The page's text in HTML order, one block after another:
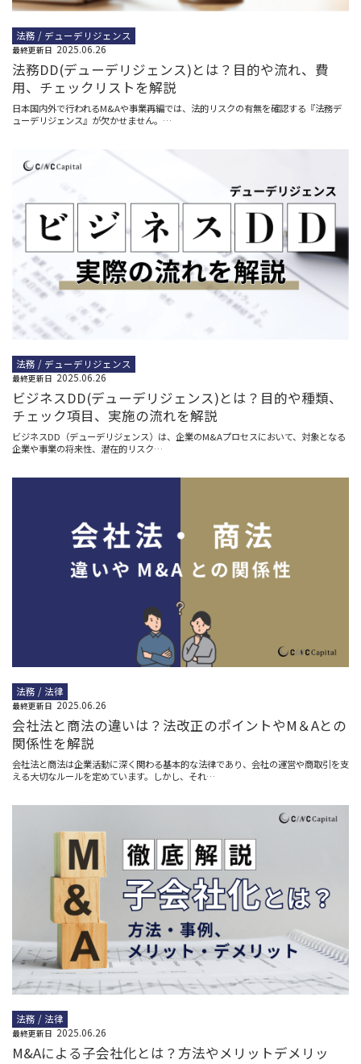
法務 / デューデリジェンス
最終更新日 2025.06.26
法務DD(デューデリジェンス)とは？目的や流れ、費
用、チェックリストを解説
日本国内外で行われるM&Aや事業再編では、法的リスクの有無を確認する『法務デ
ューデリジェンス』が欠かせません。…
法務 / デューデリジェンス
最終更新日 2025.06.26
ビジネスDD(デューデリジェンス)とは？目的や種類、
チェック項目、実施の流れを解説
ビジネスDD（デューデリジェンス）は、企業のM&Aプロセスにおいて、対象となる
企業や事業の将来性、潜在的リスク…
法務 / 法律
最終更新日 2025.06.26
会社法と商法の違いは？法改正のポイントやM＆Aとの
関係性を解説
会社法と商法は企業活動に深く関わる基本的な法律であり、会社の運営や商取引を支
える大切なルールを定めています。しかし、それ…
法務 / 法律
最終更新日 2025.06.26
M&Aによる子会社化とは？方法やメリットデメリッ